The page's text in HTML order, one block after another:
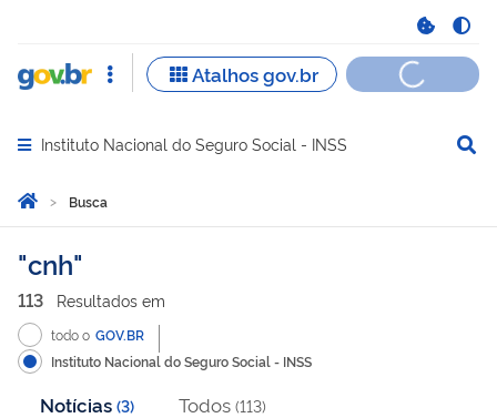
Abrir menu principal de navegação
Instituto Nacional do Seguro Social - INSS
Você está aqui:
Página Inicial
Busca
Busca
cnh
113 Resultados em
todo o GOV.BR
Instituto Nacional do Seguro Social - INSS
Notícias (3) Todos (113)